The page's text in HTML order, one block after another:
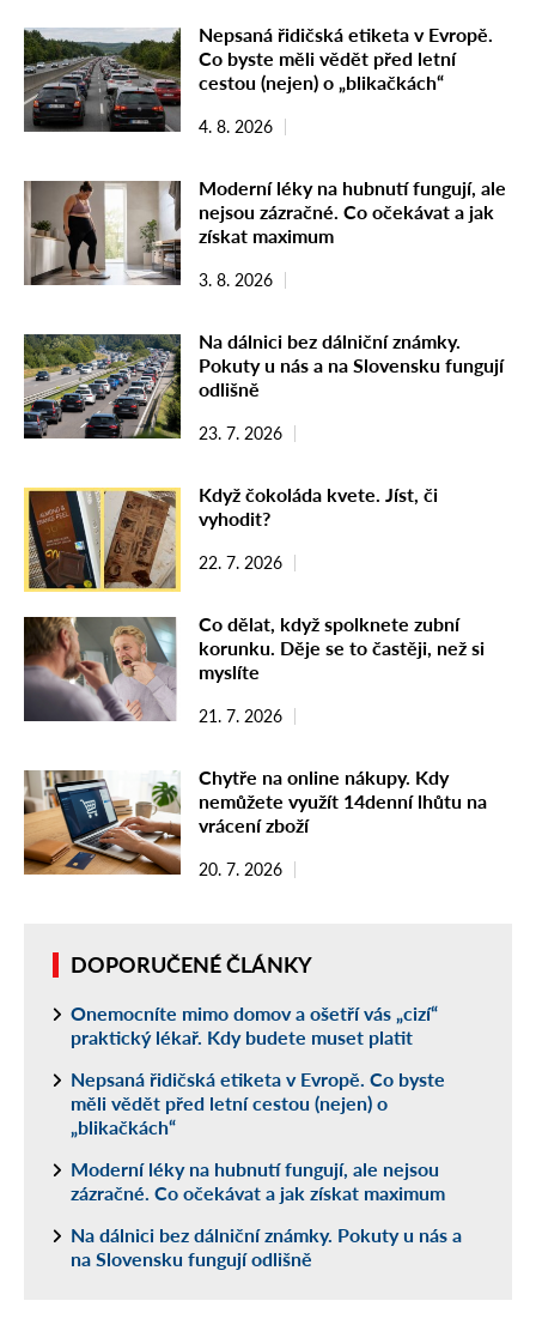
Nepsaná řidičská etiketa v Evropě.
Co byste měli vědět před letní
cestou (nejen) o „blikačkách“
4. 8. 2026
Moderní léky na hubnutí fungují, ale
nejsou zázračné. Co očekávat a jak
získat maximum
3. 8. 2026
Na dálnici bez dálniční známky.
Pokuty u nás a na Slovensku fungují
odlišně
23. 7. 2026
Když čokoláda kvete. Jíst, či
vyhodit?
22. 7. 2026
Co dělat, když spolknete zubní
korunku. Děje se to častěji, než si
myslíte
21. 7. 2026
Chytře na online nákupy. Kdy
nemůžete využít 14denní lhůtu na
vrácení zboží
20. 7. 2026
DOPORUČENÉ ČLÁNKY
Onemocníte mimo domov a ošetří vás „cizí“
praktický lékař. Kdy budete muset platit
Nepsaná řidičská etiketa v Evropě. Co byste
měli vědět před letní cestou (nejen) o
„blikačkách“
Moderní léky na hubnutí fungují, ale nejsou
zázračné. Co očekávat a jak získat maximum
Na dálnici bez dálniční známky. Pokuty u nás a
na Slovensku fungují odlišně